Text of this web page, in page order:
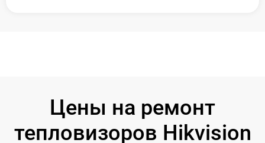
Цены на ремонт
тепловизоров Hikvision